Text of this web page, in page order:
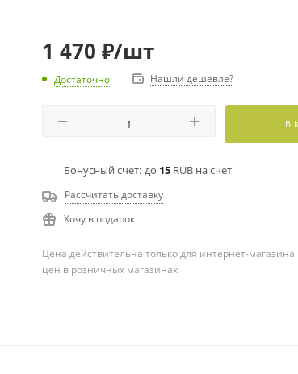
1 470 ₽/шт
Достаточно Нашли дешевле?
В
Бонусный счет: до 15RUB на счет
Рассчитать доставку
Хочу в подарок
Цена действительна только для интернет-
цен в розничных магазинах